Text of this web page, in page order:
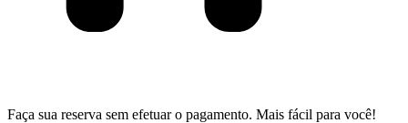
Faça sua reserva sem efetuar o pagamento. Mais fácil para você!